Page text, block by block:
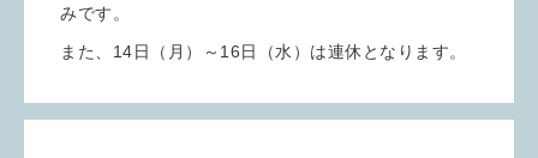
みです。
また、14日（月）～16日（水）は連休となります。